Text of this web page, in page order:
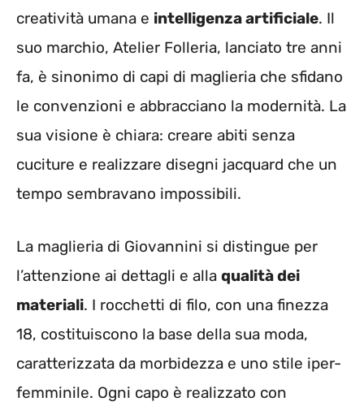
creatività umana e intelligenza artificiale. Il
suo marchio, Atelier Folleria, lanciato tre anni
fa, è sinonimo di capi di maglieria che sfidano
le convenzioni e abbracciano la modernità. La
sua visione è chiara: creare abiti senza
cuciture e realizzare disegni jacquard che un
tempo sembravano impossibili.
La maglieria di Giovannini si distingue per
l’attenzione ai dettagli e alla qualità dei
materiali. I rocchetti di filo, con una finezza
18, costituiscono la base della sua moda,
caratterizzata da morbidezza e uno stile iper-
femminile. Ogni capo è realizzato con